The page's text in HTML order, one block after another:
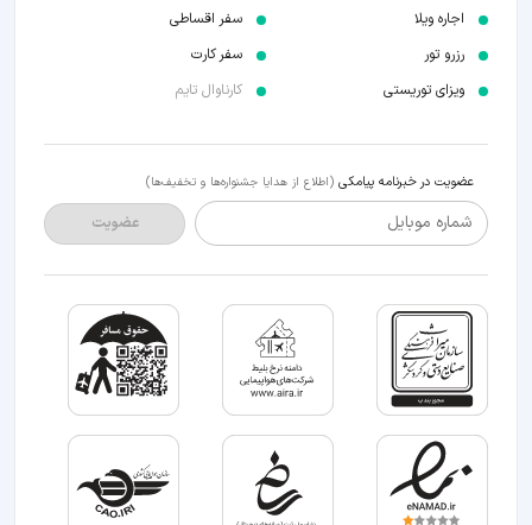
اجاره ویلا
رزرو تور
ویزای توریستی
سفر اقساطی
سفر کارت
کارناوال تایم
عضویت در خبرنامه پیامکی (اطلاع از هدایا جشنواره‌ها و تخفیف‌ها)
شماره موبایل عضویت